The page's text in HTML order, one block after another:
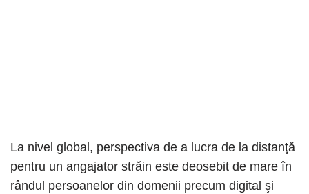
La nivel global, perspectiva de a lucra de la distanţă
pentru un angajator străin este deosebit de mare în
rândul persoanelor din domenii precum digital şi